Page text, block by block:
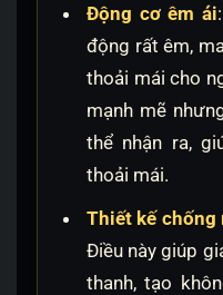
Động cơ êm ái
động rất êm,
thoải mái cho
mạnh mẽ
thể nhận ra,
thoải mái.
Thiết kế chống
Điều này giúp
thanh, tạo